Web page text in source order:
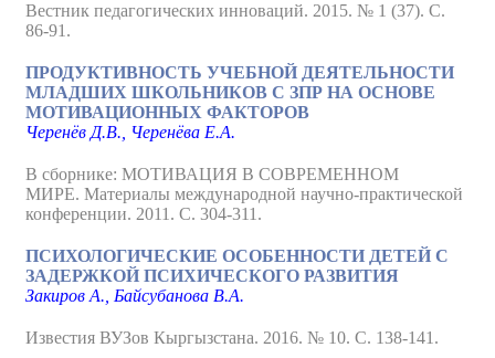
Вестник педагогических инноваций. 2015. № 1 (37). С.
86-91.
ПРОДУКТИВНОСТЬ УЧЕБНОЙ ДЕЯТЕЛЬНОСТИ
МЛАДШИХ ШКОЛЬНИКОВ C ЗПР НА ОСНОВЕ
МОТИВАЦИОННЫХ ФАКТОРОВ
Черенёв Д.В., Черенёва Е.А.
В сборнике: МОТИВАЦИЯ В СОВРЕМЕННОМ
МИРЕ. Материалы международной научно-практической
конференции. 2011. С. 304-311.
ПСИХОЛОГИЧЕСКИЕ ОСОБЕННОСТИ ДЕТЕЙ С
ЗАДЕРЖКОЙ ПСИХИЧЕСКОГО РАЗВИТИЯ
Закиров А., Байсубанова В.А.
Известия ВУЗов Кыргызстана. 2016. № 10. С. 138-141.